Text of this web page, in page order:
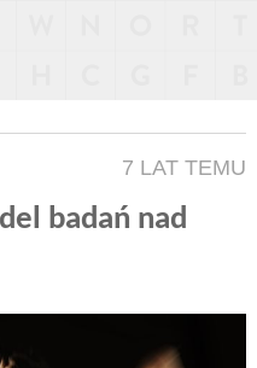
7 LAT TEMU
badań nad